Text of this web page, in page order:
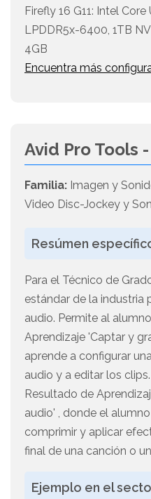
Firefly 16 G11: Intel
LPDDR5x-6400, 1TB
4GB
Encuentra más
Avid Pro Tools -
Familia: Imagen y
Video Disc-Jockey y
Resúmen
Para el Técnico de
estándar de la industria
audio. Permite al
Aprendizaje 'Captar y
aprende a configurar
audio y a editar los
Resultado de
audio' , donde el
comprimir y aplicar
final de una canción o
Ejemplo en el